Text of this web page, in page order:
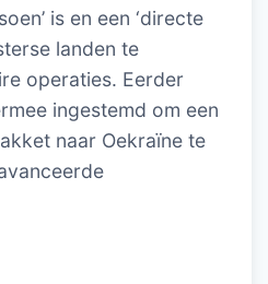
is en een ‘directe
landen te
operaties. Eerder
ingestemd om een
naar Oekraïne te